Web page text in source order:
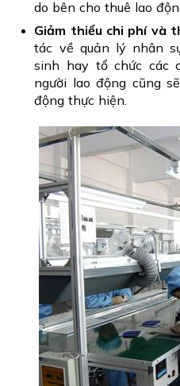
do bên cho thuê lao
Giảm thiểu chi phí và
tác về quản lý nhân
sinh hay tổ chức các
người lao động cũng
động thực hiện.